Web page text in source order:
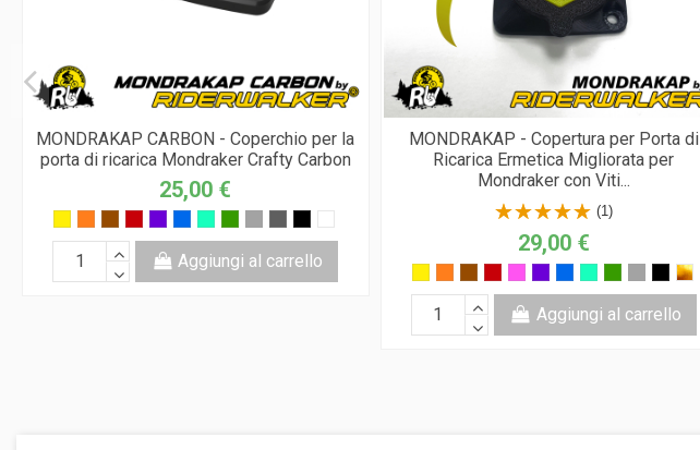
MONDRAKAP CARBON - Coperchio per la
porta di ricarica Mondraker Crafty Carbon
25,00 €
Aggiungi al carrello
MONDRAKAP - Copertura per Porta di
Ricarica Ermetica Migliorata per
Mondraker con Viti...
(1)
29,00 €
Aggiungi al carrello